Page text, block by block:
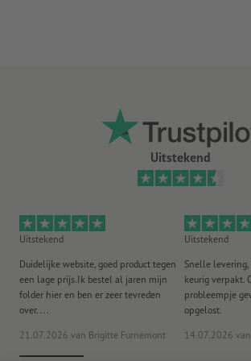
Uitstekend
Uitstekend
Duidelijke website, goed product tegen
een lage prijs.Ik bestel al jaren mijn
folder hier en ben er zeer tevreden
over. ...
21.07.2026 van Brigitte Furnèmont
Uitstekend
Snelle
keurig verpakt.
probleempje
opgelost.
14.07.2026